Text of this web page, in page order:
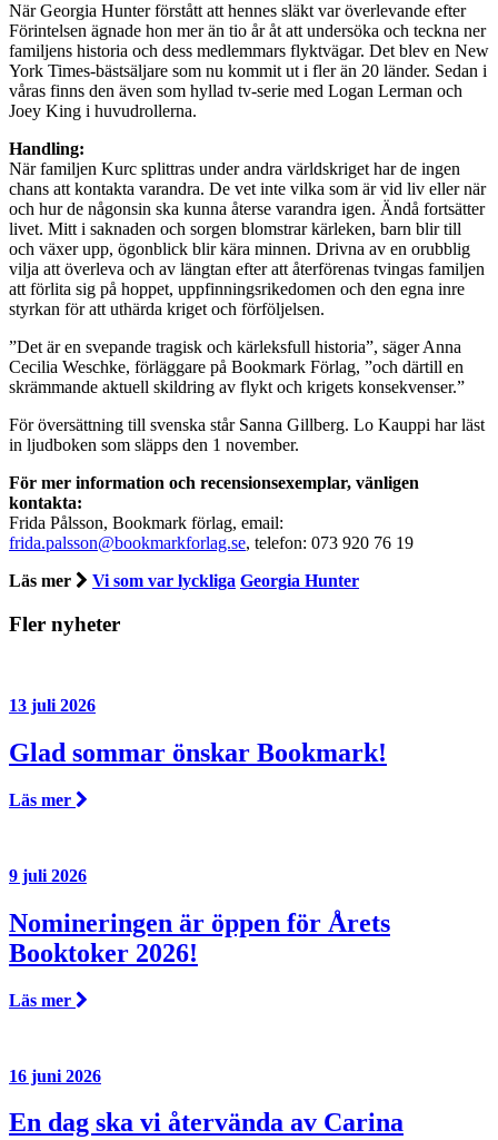
När Georgia Hunter förstått att hennes släkt var överlevande efter
Förintelsen ägnade hon mer än tio år åt att undersöka och teckna ner
familjens historia och dess medlemmars flyktvägar. Det blev en New
York Times-bästsäljare som nu kommit ut i fler än 20 länder. Sedan i
våras finns den även som hyllad tv-serie med Logan Lerman och
Joey King i huvudrollerna.
Handling:
När familjen Kurc splittras under andra världskriget har de ingen
chans att kontakta varandra. De vet inte vilka som är vid liv eller när
och hur de någonsin ska kunna återse varandra igen. Ändå fortsätter
livet. Mitt i saknaden och sorgen blomstrar kärleken, barn blir till
och växer upp, ögonblick blir kära minnen. Drivna av en orubblig
vilja att överleva och av längtan efter att återförenas tvingas familjen
att förlita sig på hoppet, uppfinningsrikedomen och den egna inre
styrkan för att uthärda kriget och förföljelsen.
”Det är en svepande tragisk och kärleksfull historia”, säger Anna
Cecilia Weschke, förläggare på Bookmark Förlag, ”och därtill en
skrämmande aktuell skildring av flykt och krigets konsekvenser.”
För översättning till svenska står Sanna Gillberg. Lo Kauppi har läst
in ljudboken som släpps den 1 november.
För mer information och recensionsexemplar, vänligen
kontakta:
Frida Pålsson, Bookmark förlag, email:
frida.palsson@bookmarkforlag.se, telefon: 073 920 76 19
Läs mer
Vi som var lyckliga Georgia Hunter
Fler nyheter
13 juli 2026
Glad sommar önskar Bookmark!
Läs mer
9 juli 2026
Nomineringen är öppen för Årets
Booktoker 2026!
Läs mer
16 juni 2026
En dag ska vi återvända av Carina